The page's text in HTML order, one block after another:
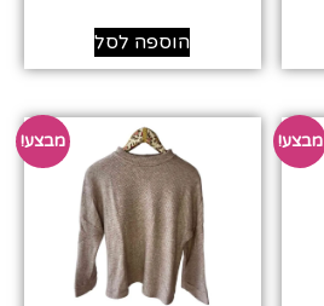
הוספה לסל
מבצע! מבצע!